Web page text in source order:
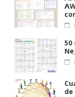
50
de